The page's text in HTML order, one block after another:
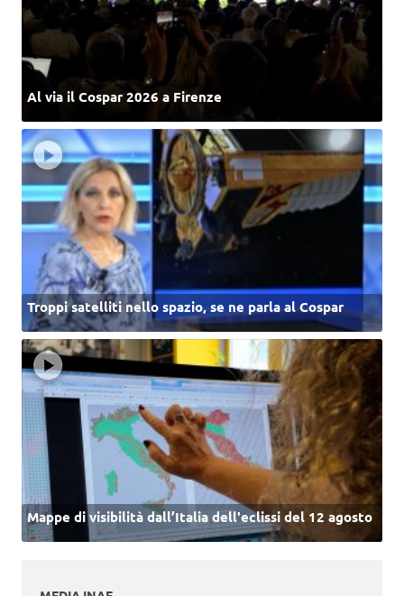
Al via il Cospar 2026 a Firenze
Troppi satelliti nello spazio, se ne parla al Cospar
Mappe di visibilità dall’Italia dell'eclissi del 12 agosto